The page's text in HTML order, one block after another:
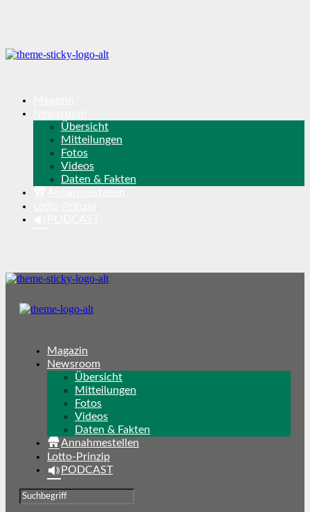
Übersicht
Mitteilungen
Fotos
Videos
Daten & Fakten
Magazin
Newsroom
Übersicht
Mitteilungen
Fotos
Videos
Daten & Fakten
Annahmestellen
Lotto-Prinzip
PODCAST